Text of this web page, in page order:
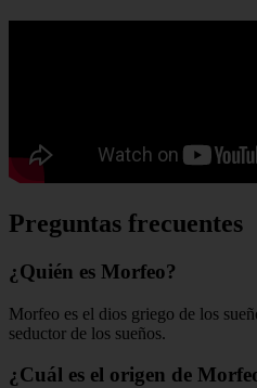
Preguntas frecuentes
¿Quién es Morfeo?
Morfeo es el dios griego de los
seductor de los sueños.
¿Cuál es el origen de